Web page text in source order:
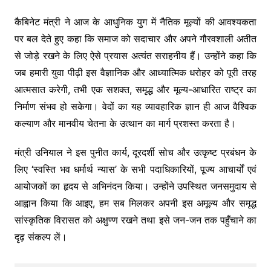
कैबिनेट मंत्री ने आज के आधुनिक युग में नैतिक मूल्यों की आवश्यकता
पर बल देते हुए कहा कि समाज को सदाचार और अपने गौरवशाली अतीत
से जोड़े रखने के लिए ऐसे प्रयास अत्यंत सराहनीय हैं। उन्होंने कहा कि
जब हमारी युवा पीढ़ी इस वैज्ञानिक और आध्यात्मिक धरोहर को पूरी तरह
आत्मसात करेगी, तभी एक सशक्त, समृद्ध और मूल्य-आधारित राष्ट्र का
निर्माण संभव हो सकेगा। वेदों का यह व्यावहारिक ज्ञान ही आज वैश्विक
कल्याण और मानवीय चेतना के उत्थान का मार्ग प्रशस्त करता है।
मंत्री उनियाल ने इस पुनीत कार्य, दूरदर्शी सोच और उत्कृष्ट प्रबंधन के
लिए ‘स्वस्ति भव धर्मार्थ न्यास’ के सभी पदाधिकारियों, पूज्य आचार्यों एवं
आयोजकों का हृदय से अभिनंदन किया। उन्होंने उपस्थित जनसमुदाय से
आह्वान किया कि आइए, हम सब मिलकर अपनी इस अमूल्य और समृद्ध
सांस्कृतिक विरासत को अक्षुण्ण रखने तथा इसे जन-जन तक पहुँचाने का
दृढ़ संकल्प लें।